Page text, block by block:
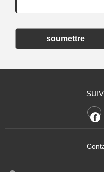
soumettre